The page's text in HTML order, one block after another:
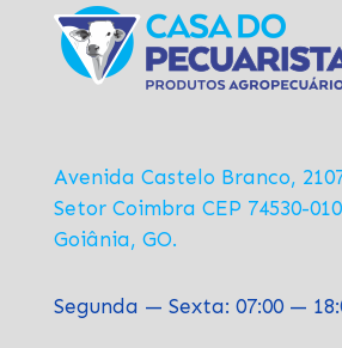
Avenida Castelo Branco,
Setor Coimbra CEP 74530-010
Goiânia, GO.
Segunda — Sexta: 07:00 —